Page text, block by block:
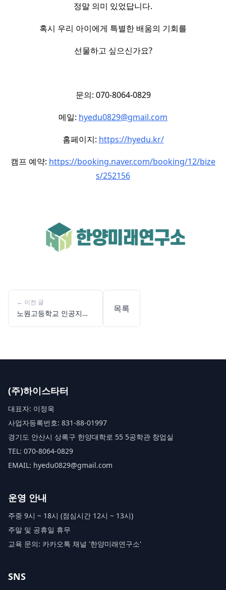
정말 의미 있었답니다.
혹시 우리 아이에게 특별한 배움의 기회를
선물하고 싶으신가요?
문의: 070-8064-0829
메일: hyedu0829@gmail.com
홈페이지: https://hyedu.kr/
캠프 예약: https://booking.naver.com/booking/12/bize
s/252156
← 이전 글
노원고등학교 인공지능
목록
(주)하이스타터
대표자: 이정욱
사업자등록번호: 831-88-01997
경기도 안산시 상록구 한양대학로 55 5공학관 창업실
TEL: 070-8064-0829
EMAIL: hyedu0829@gmail.com
운영 안내
주중 9시 ~ 18시 (점심시간 12시 ~ 13시)
주말 및 공휴일 휴무
교육 문의: 카카오톡 채널 '한양미래연구소'
SNS